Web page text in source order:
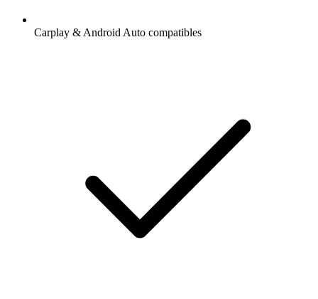
Carplay & Android Auto compatibles